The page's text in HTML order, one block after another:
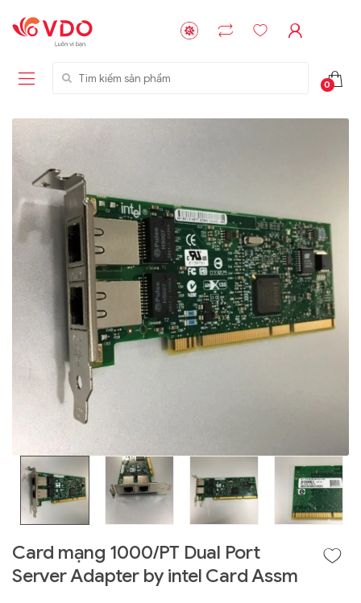
Tìm kiếm sản phẩm
0
Card mạng 1000/PT Dual Port
Server Adapter by intel Card Assm
NVMe™ SSD
Storage Micron -
64GB - 15.36TB
AAX1)